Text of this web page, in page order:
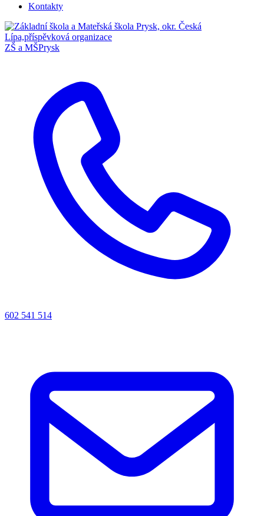
Kontakty
ZŠ a MŠPrysk
602 541 514